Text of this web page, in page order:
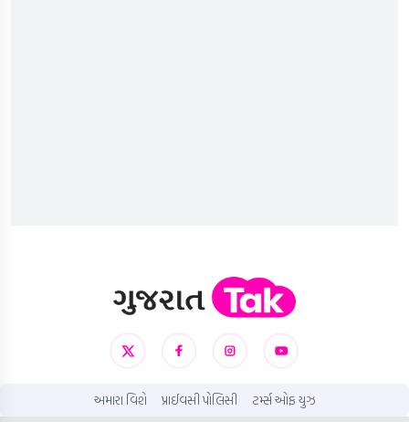
અમારા વિશે પ્રાઈવસી પોલિસી ટર્મ્સ ઓફ યુઝ